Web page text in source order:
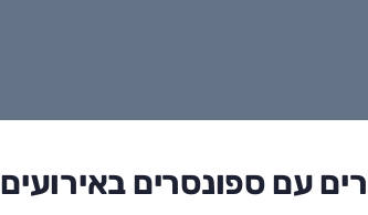
עם ספונסרים באירועים